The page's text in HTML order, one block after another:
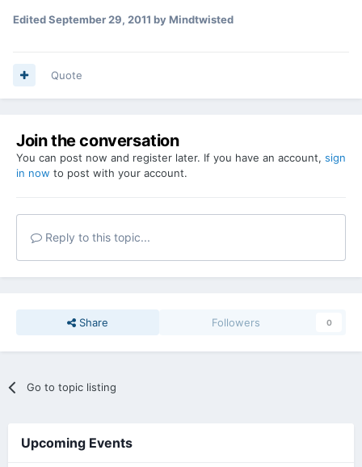
EditedSeptember 29, 2011 by Mindtwisted
Quote
Join the conversation
You can post now and register later. If you have an account, sign
in now to post with your account.
Reply to this topic...
Share Followers 0
Go to topic listing
Upcoming Events